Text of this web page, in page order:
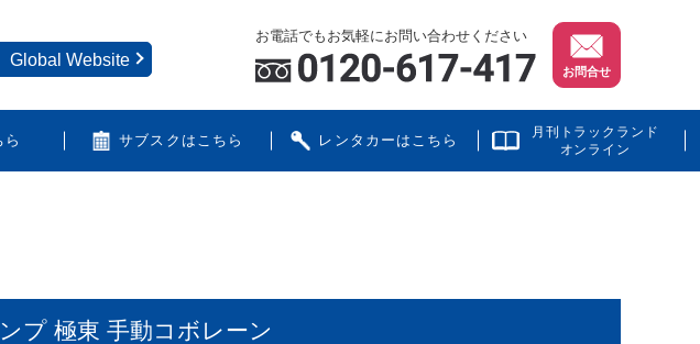
お電話でもお気軽にお問い合わせください
お問合せ
ら サブスクはこちら レンタカーはこちら
月刊トラックランド
オンライン
Global Website
プ 極東 手動コボレーン